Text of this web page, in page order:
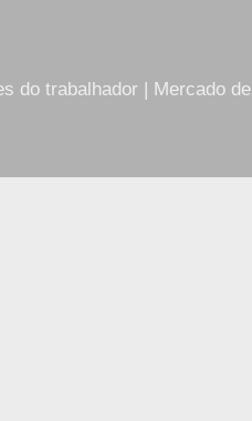
do trabalhador | Mercado de